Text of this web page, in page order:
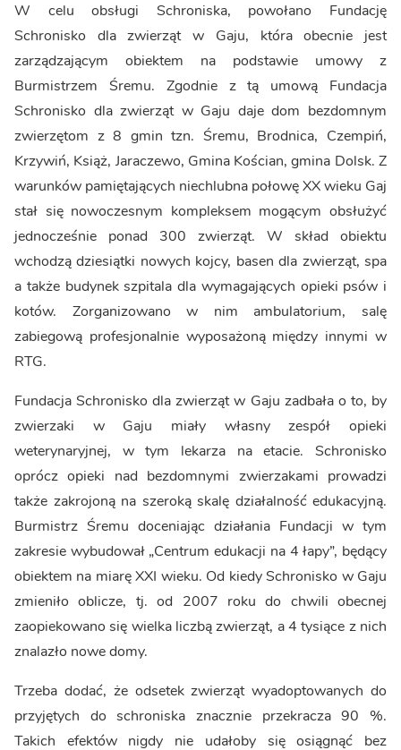
W celu obsługi Schroniska, powołano Fundację
Schronisko dla zwierząt w Gaju, która obecnie jest
zarządzającym obiektem na podstawie umowy z
Burmistrzem Śremu. Zgodnie z tą umową Fundacja
Schronisko dla zwierząt w Gaju daje dom bezdomnym
zwierzętom z 8 gmin tzn. Śremu, Brodnica, Czempiń,
Krzywiń, Książ, Jaraczewo, Gmina Kościan, gmina Dolsk. Z
warunków pamiętających niechlubna połowę XX wieku Gaj
stał się nowoczesnym kompleksem mogącym obsłużyć
jednocześnie ponad 300 zwierząt. W skład obiektu
wchodzą dziesiątki nowych kojcy, basen dla zwierząt, spa
a także budynek szpitala dla wymagających opieki psów i
kotów. Zorganizowano w nim ambulatorium, salę
zabiegową profesjonalnie wyposażoną między innymi w
RTG.
Fundacja Schronisko dla zwierząt w Gaju zadbała o to, by
zwierzaki w Gaju miały własny zespół opieki
weterynaryjnej, w tym lekarza na etacie. Schronisko
oprócz opieki nad bezdomnymi zwierzakami prowadzi
także zakrojoną na szeroką skalę działalność edukacyjną.
Burmistrz Śremu doceniając działania Fundacji w tym
zakresie wybudował „Centrum edukacji na 4 łapy”, będący
obiektem na miarę XXI wieku. Od kiedy Schronisko w Gaju
zmieniło oblicze, tj. od 2007 roku do chwili obecnej
zaopiekowano się wielka liczbą zwierząt, a 4 tysiące z nich
znalazło nowe domy.
Trzeba dodać, że odsetek zwierząt wyadoptowanych do
przyjętych do schroniska znacznie przekracza 90 %.
Takich efektów nigdy nie udałoby się osiągnąć bez